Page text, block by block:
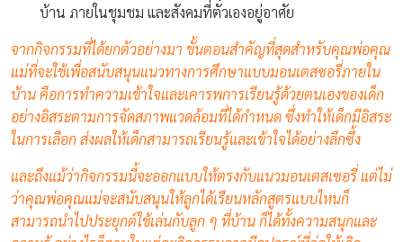
บ้าน ภายในชุมชม และสังคมที่ตัวเองอยู่อาศัย
จากกิจกรรมที่ได้ยกตัวอย่างมา ขั้นตอนสำคัญที่สุดสำหรับคุณพ่อคุณ
แม่ที่จะใช้เพื่อสนับสนุนแนวทางการศึกษาแบบมอนเตสซอรี่ภายใน
บ้าน คือการทำความเข้าใจและเคารพการเรียนรู้ด้วยตนเองของเด็ก
อย่างอิสระตามการจัดสภาพแวดล้อมที่ได้กำหนด ซึ่งทำให้เด็กมีอิสระ
ในการเลือก ส่งผลให้เด็กสามารถเรียนรู้และเข้าใจได้อย่างลึกซึ้ง
และถึงแม้ว่ากิจกรรมนี้จะออกแบบให้ตรงกับแนวมอนเตสเซอรี่ แต่ไม่
ว่าคุณพ่อคุณแม่จะสนับสนุนให้ลูกได้เรียนหลักสูตรแบบไหนก็
สามารถนำไปประยุกต์ใช้เล่นกับลูก ๆ ที่บ้าน ก็ได้ทั้งความสนุกและ